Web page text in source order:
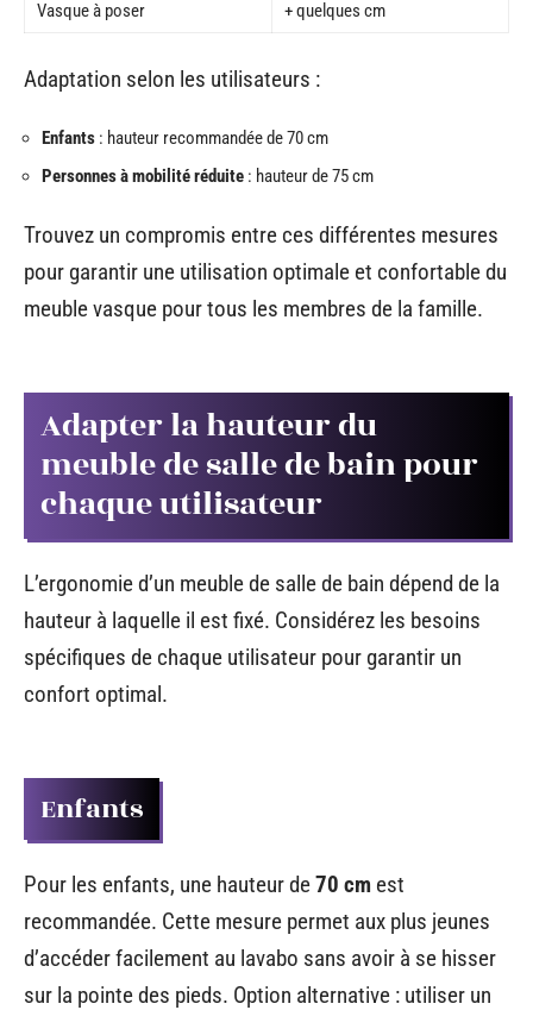
Vasque à poser
+ quelques cm
Adaptation selon les utilisateurs :
Enfants : hauteur recommandée de 70 cm
Personnes à mobilité réduite : hauteur de 75 cm
Trouvez un compromis entre ces différentes mesures
pour garantir une utilisation optimale et confortable du
meuble vasque pour tous les membres de la famille.
Adapter la hauteur du
meuble de salle de bain pour
chaque utilisateur
L’ergonomie d’un meuble de salle de bain dépend de la
hauteur à laquelle il est fixé. Considérez les besoins
spécifiques de chaque utilisateur pour garantir un
confort optimal.
Enfants
Pour les enfants, une hauteur de70 cm est
recommandée. Cette mesure permet aux plus jeunes
d’accéder facilement au lavabo sans avoir à se hisser
sur la pointe des pieds. Option alternative : utiliser un